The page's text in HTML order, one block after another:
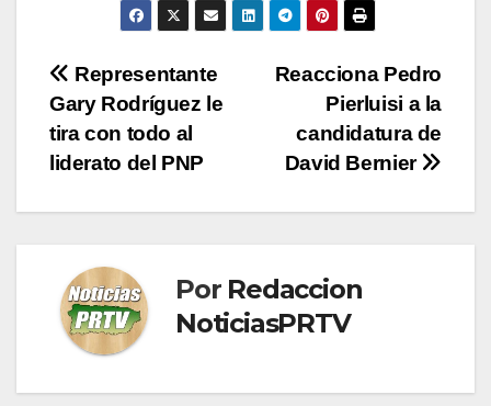
Navegación
de
entradas
Reacciona Pedro
Pierluisi a la
candidatura de
David Bernier
Representante
Gary Rodríguez le
tira con todo al
liderato del PNP
Por Redaccion
NoticiasPRTV